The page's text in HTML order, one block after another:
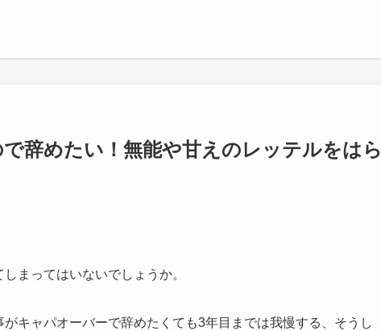
辞めたい！無能や甘えのレッテルをはら
まってはいないでしょうか。
キャパオーバーで辞めたくても3年目までは我慢する、そうし